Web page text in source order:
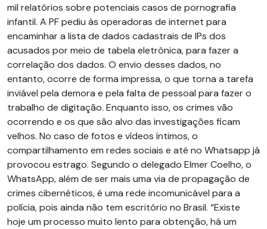
mil relatórios sobre potenciais casos de pornografia
infantil. A PF pediu às operadoras de internet para
encaminhar a lista de dados cadastrais de IPs dos
acusados por meio de tabela eletrônica, para fazer a
correlação dos dados. O envio desses dados, no
entanto, ocorre de forma impressa, o que torna a tarefa
inviável pela demora e pela falta de pessoal para fazer o
trabalho de digitação. Enquanto isso, os crimes vão
ocorrendo e os que são alvo das investigações ficam
velhos. No caso de fotos e vídeos íntimos, o
compartilhamento em redes sociais e até no Whatsapp já
provocou estrago. Segundo o delegado Elmer Coelho, o
WhatsApp, além de ser mais uma via de propagação de
crimes cibernéticos, é uma rede incomunicável para a
polícia, pois ainda não tem escritório no Brasil. “Existe
hoje um processo muito lento para obtenção, há um